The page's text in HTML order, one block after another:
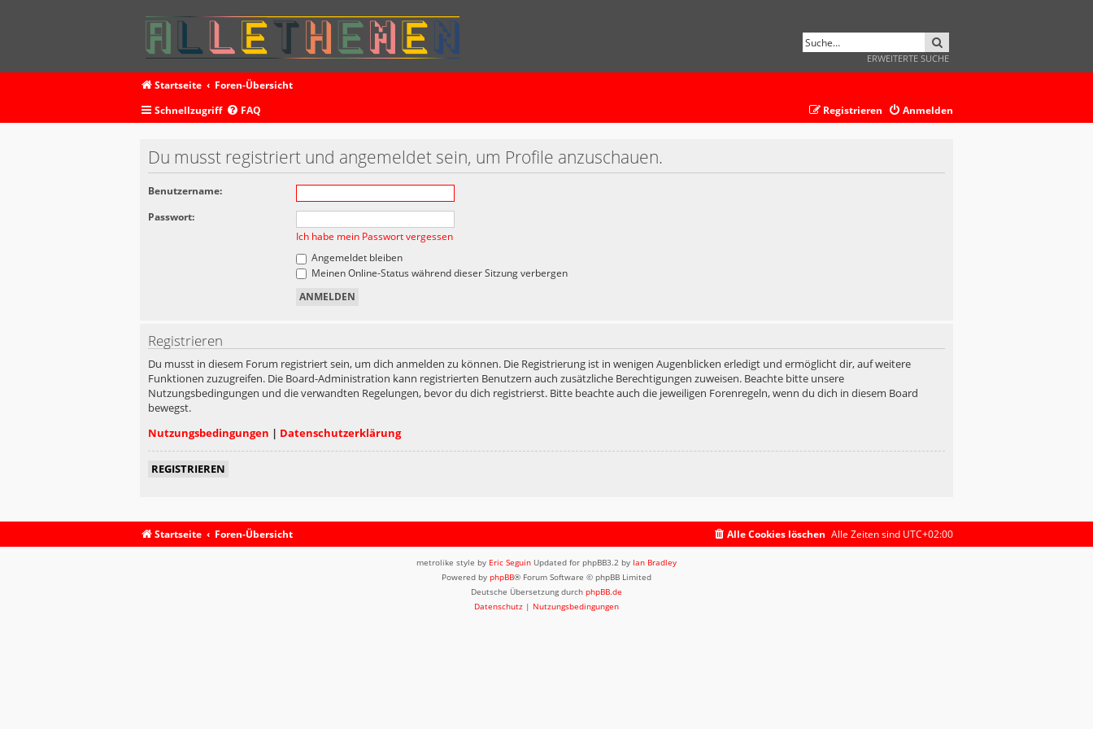
ERWEITERTE SUCHE
Startseite
Foren-Übersicht
Schnellzugriff
FAQ Anmelden
Registrieren
Du musst registriert und angemeldet sein, um Profile anzuschauen.
Benutzername:
Passwort:
Ich habe mein Passwort vergessen
Angemeldet bleiben
Meinen Online-Status während dieser Sitzung verbergen
Registrieren
Du musst in diesem Forum registriert sein, um dich anmelden zu können. Die Registrierung ist in wenigen Augenblicken erledigt und ermöglicht dir, auf weitere
Funktionen zuzugreifen. Die Board-Administration kann registrierten Benutzern auch zusätzliche Berechtigungen zuweisen. Beachte bitte unsere
Nutzungsbedingungen und die verwandten Regelungen, bevor du dich registrierst. Bitte beachte auch die jeweiligen Forenregeln, wenn du dich in diesem Board
bewegst.
Nutzungsbedingungen | Datenschutzerklärung
REGISTRIEREN
Startseite Foren-Übersicht Alle Zeiten sind UTC+02:00
Alle Cookies löschen
metrolike style by Eric Seguin Updated for phpBB3.2 by Ian Bradley
Powered by phpBB® Forum Software © phpBB Limited
Deutsche Übersetzung durch phpBB.de
Datenschutz | Nutzungsbedingungen